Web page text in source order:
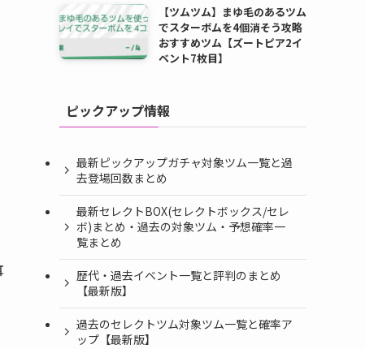
【ツムツム】まゆ毛のあるツム
でスターボムを4個消そう攻略
おすすめツム【ズートピア2イ
ベント7枚目】
ピックアップ情報
最新ピックアップガチャ対象ツム一覧と過
去登場回数まとめ
最新セレクトBOX(セレクトボックス/セレ
ボ)まとめ・過去の対象ツム・予想確率一
覧まとめ
歴代・過去イベント一覧と評判のまとめ
【最新版】
過去のセレクトツム対象ツム一覧と確率ア
ップ【最新版】